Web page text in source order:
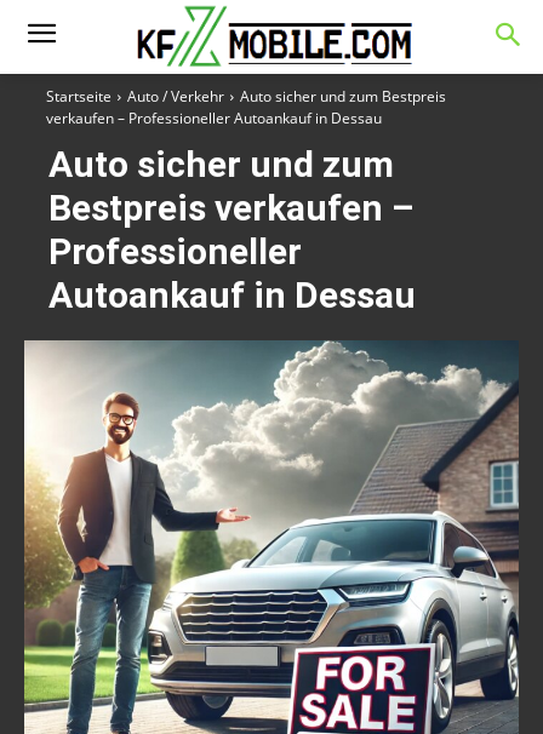
Startseite Auto / Verkehr
Auto sicher und zum Bestpreis
verkaufen – Professioneller Autoankauf in Dessau
Auto sicher und zum
Bestpreis verkaufen –
Professioneller
Autoankauf in Dessau